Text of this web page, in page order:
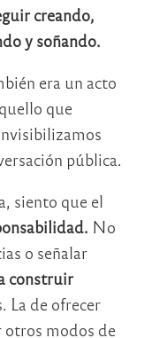
creando,
y soñando.
era un acto
que
pública.
siento que el
No
o señalar
construir
La de ofrecer
otros modos de